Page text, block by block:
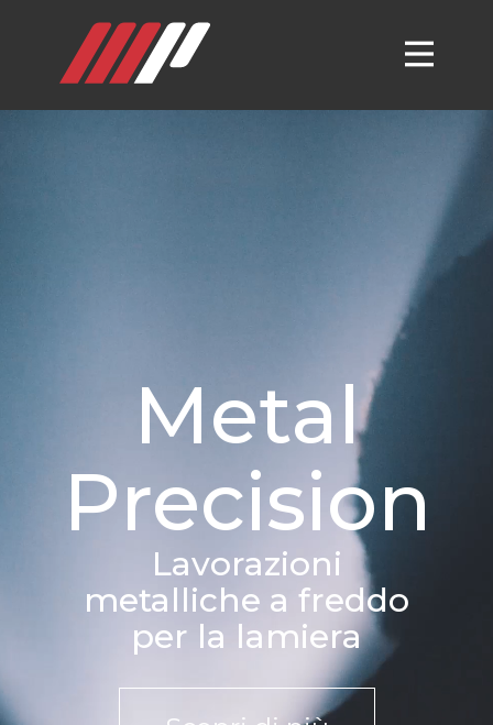
Metal
Precision
Lavorazioni
metalliche a freddo
per la lamiera